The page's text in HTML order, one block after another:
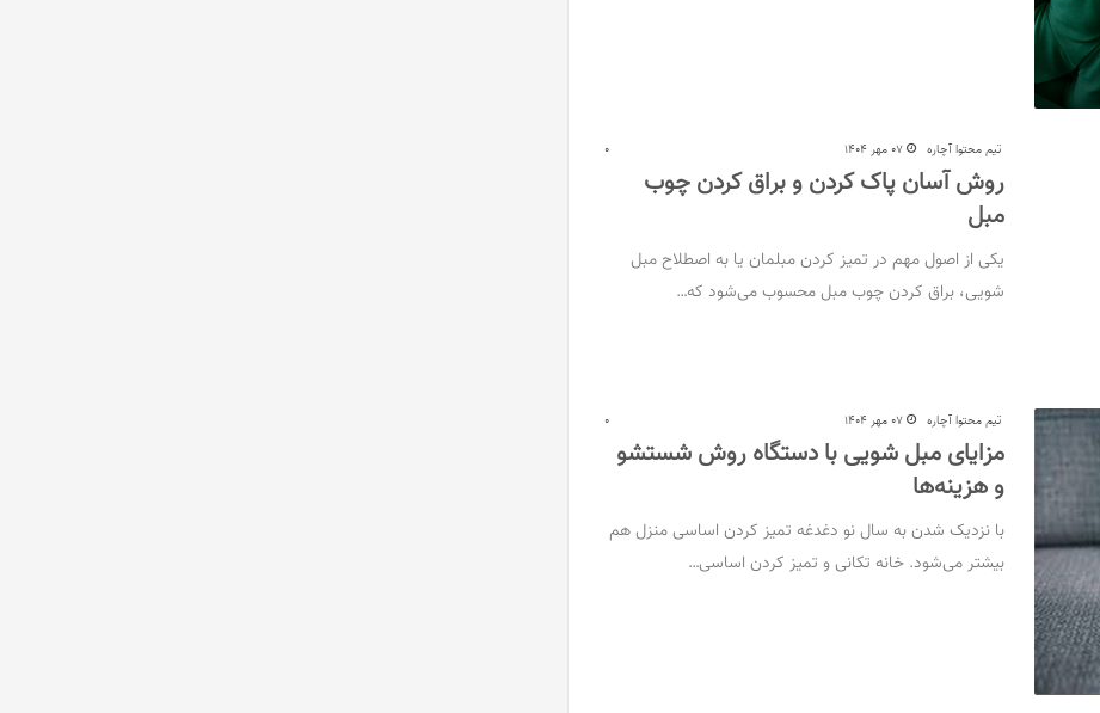
تیم محتوا آچاره 07 مهر 1404 0
روش آسان پاک کردن و براق کردن چوب
مبل
یکی از اصول مهم در تمیز کردن مبلمان یا به اصطلاح مبل
شویی، براق کردن چوب مبل محسوب می‌شود که…
تیم محتوا آچاره 07 مهر 1404 0
مزایای مبل شویی با دستگاه روش شستشو
و هزینه‌ها
با نزدیک شدن به سال نو دغدغه تمیز کردن اساسی منزل هم
بیشتر می‌شود. خانه تکانی و تمیز کردن اساسی…